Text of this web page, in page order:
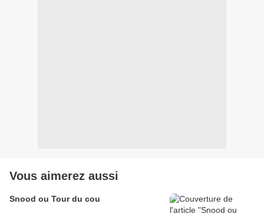
Vous aimerez aussi
Snood ou Tour du cou